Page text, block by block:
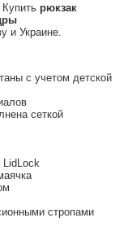
рюкзак
и Украине.
с учетом детской
сеткой
LidLock
стропами